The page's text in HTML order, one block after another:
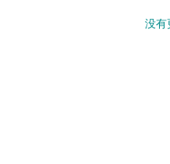
没有